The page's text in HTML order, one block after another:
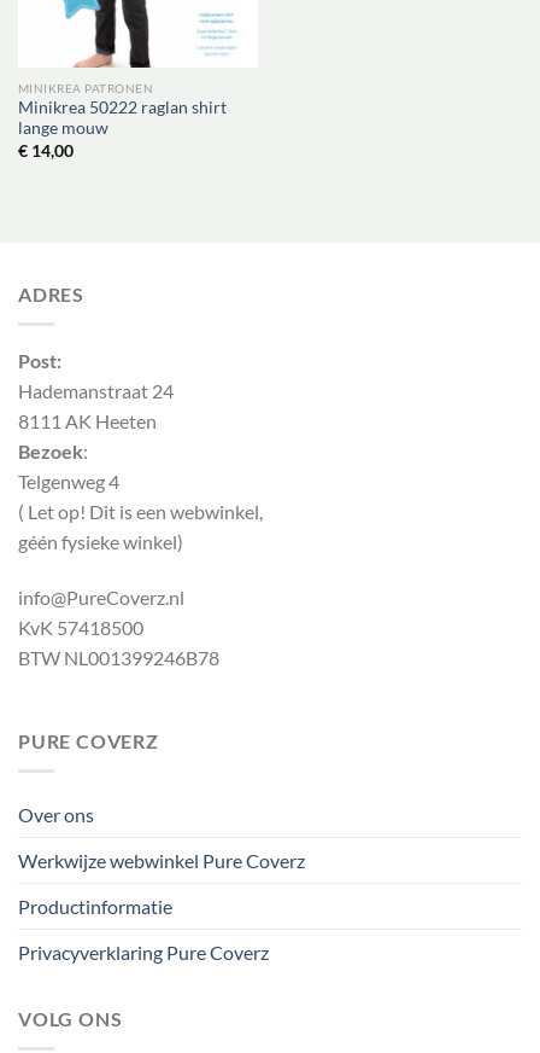
MINIKREA PATRONEN
Minikrea 50222 raglan shirt
lange mouw
€14,00
ADRES
Post:
Hademanstraat 24
8111 AK Heeten
Bezoek:
Telgenweg 4
( Let op! Dit is een webwinkel,
géén fysieke winkel)
info@PureCoverz.nl
KvK 57418500
BTW NL001399246B78
PURE COVERZ
Over ons
Werkwijze webwinkel Pure Coverz
Productinformatie
Privacyverklaring Pure Coverz
VOLG ONS